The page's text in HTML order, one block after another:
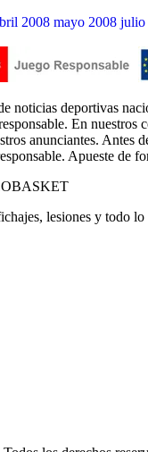
2008 mayo 2008 julio
noticias deportivas
En
anunciantes.
Apueste de
lesiones y todo